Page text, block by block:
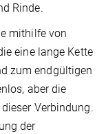
Rinde.
mithilfe von
eine lange Kette
zum endgültigen
aber die
Verbindung.
der